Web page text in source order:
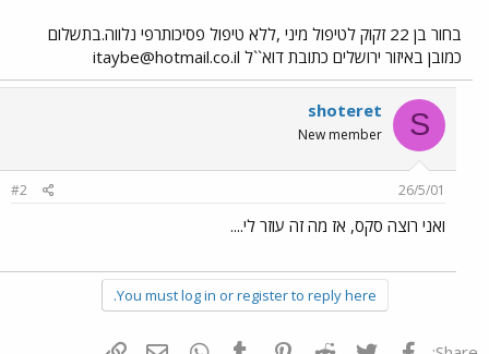
בחור בן 22 זקוק לטיפול מיני ,ללא טיפול פסיכותרפי נלווה.בתשלום
כמובן באיזור ירושלים כתובת דוא``ל itaybe@hotmail.co.il
S
shoteret
New member
26/5/01
#2
ואני רוצה סקס, אז מה זה עוזר לי....
You must log in or register to reply here.
פייסבוק Twitter
Reddit
Pinterest
Tumblr
WhatsAppדואר אלקטרוני